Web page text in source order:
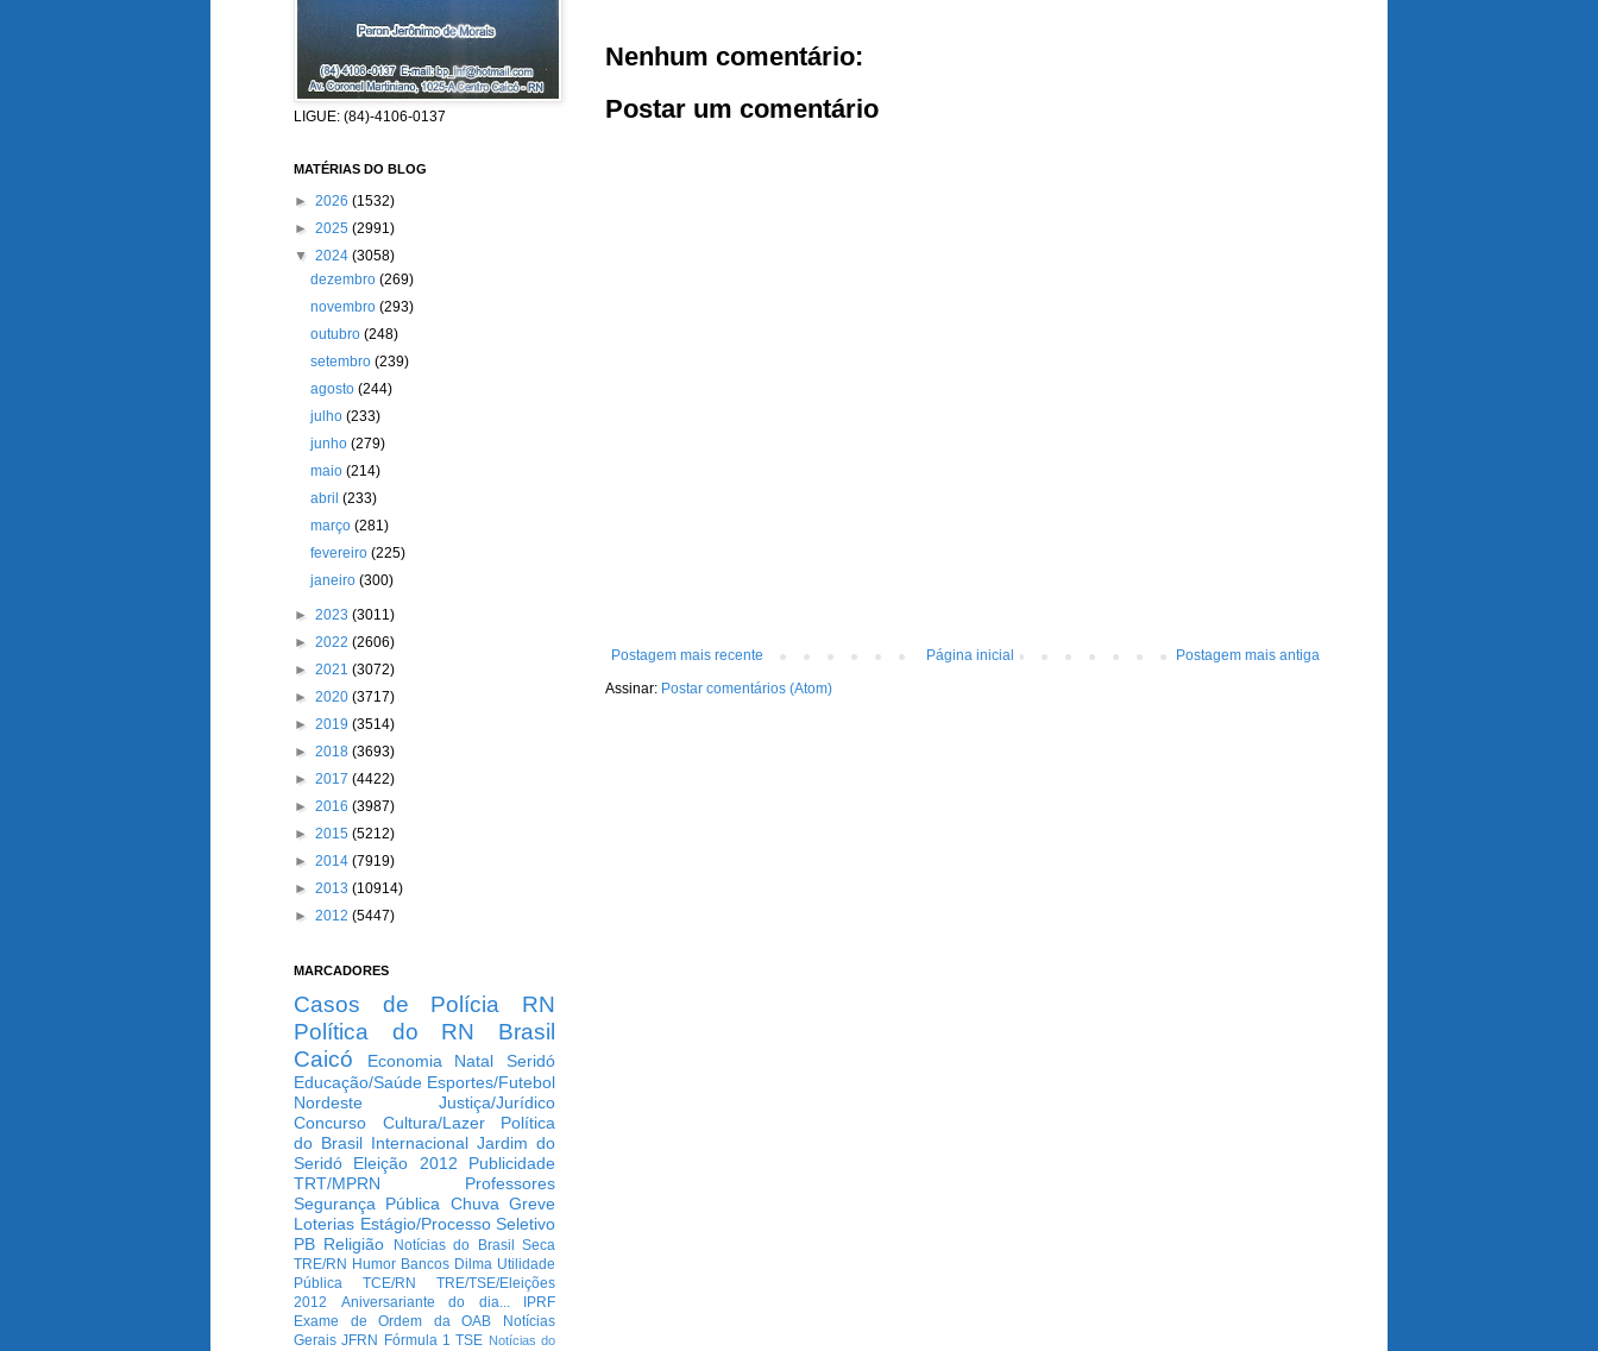
Nenhum comentário:
Postar um comentário
Postagem mais recente Postagem mais antiga
Página inicial
Assinar: Postar comentários (Atom)
LIGUE: (84)-4106-0137
MATÉRIAS DO BLOG
► 2026 (1532)
► 2025 (2991)
▼ 2024 (3058)
dezembro(269)
novembro(293)
outubro(248)
setembro(239)
agosto(244)
julho(233)
junho(279)
maio(214)
abril(233)
março(281)
fevereiro(225)
janeiro(300)
► 2023 (3011)
► 2022 (2606)
► 2021 (3072)
► 2020 (3717)
► 2019 (3514)
► 2018 (3693)
► 2017 (4422)
► 2016 (3987)
► 2015 (5212)
► 2014 (7919)
► 2013 (10914)
► 2012 (5447)
MARCADORES
Casos de Polícia
RN
Política do RN
Brasil
Caicó
Economia Natal
Seridó
Educação/Saúde Esportes/Futebol
Nordeste
Justiça/Jurídico
Concurso
Cultura/Lazer
Política
do Brasil Internacional Jardim do
Seridó
Eleição 2012
Publicidade
TRT/MPRN
Professores
Segurança Pública Chuva Greve
Loterias Estágio/Processo Seletivo
PB Religião Notícias do Brasil
Seca
TRE/RN Humor Bancos Dilma Utilidade
Pública
TCE/RN
TRE/TSE/Eleições
2012
Aniversariante do dia...
IPRF
Exame de Ordem da OAB
Notícias
Gerais JFRN Fórmula 1 TSE Notícias do